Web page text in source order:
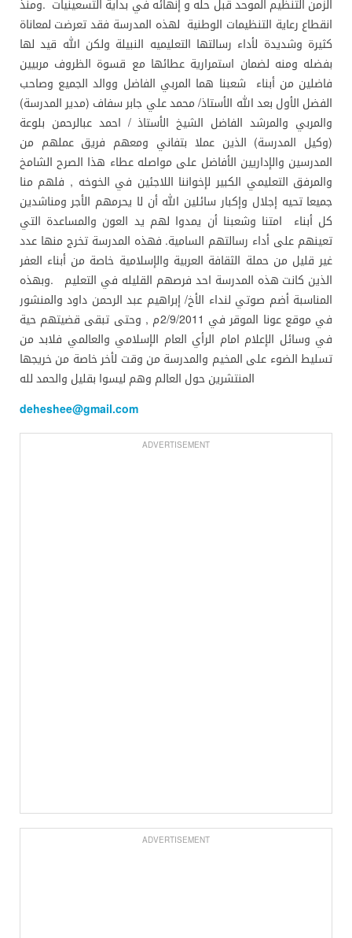
الزمن التنظيم الموحد قبل حله و إنهائه في بداية التسعينيات .ومنذ
انقطاع رعاية التنظيمات الوطنية لهذه المدرسة فقد تعرضت لمعاناة
كثيرة وشديدة لأداء رسالتها التعليميه النبيلة ولكن الله قيد لها
بفضله ومنه لضمان استمرارية عطائها مع قسوة الظروف مربيين
فاضلين من أبناء شعبنا هما المربي الفاضل ووالد الجميع وصاحب
الفضل الأول بعد الله الأستاذ/ محمد علي جابر سفاف (مدير المدرسة)
والمربي والمرشد الفاضل الشيخ الأستاذ / احمد عبالرحمن بلوعة
(وكيل المدرسة) الذين عملا بتفاني ومعهم فريق عملهم من
المدرسين والإداريين الأفاضل على مواصله عطاء هذا الصرح الشامخ
والمرفق التعليمي الكبير لإخواننا اللاجئين في الخوخه , فلهم منا
جميعا تحيه إجلال وإكبار سائلين الله أن لا يحرمهم الأجر ومناشدين
كل أبناء امتنا وشعبنا أن يمدوا لهم يد العون والمساعدة التي
تعينهم على أداء رسالتهم السامية. فهذه المدرسة تخرج منها عدد
غير قليل من حملة الثقافة العربية والإسلامية خاصة من أبناء العفر
الذين كانت هذه المدرسة احد فرصهم القليله في التعليم .وبهذه
المناسبة أضم صوتي لنداء الأخ/ إبراهيم عبد الرحمن داود والمنشور
في موقع عونا الموقر في 2/9/2011م , وحتى تبقى قضيتهم حية
في وسائل الإعلام امام الرأي العام الإسلامي والعالمي فلابد من
تسليط الضوء على المخيم والمدرسة من وقت لأخر خاصة من خريجها
المنتشرين حول العالم وهم ليسوا بقليل والحمد لله
deheshee@gmail.com
ADVERTISEMENT
ADVERTISEMENT